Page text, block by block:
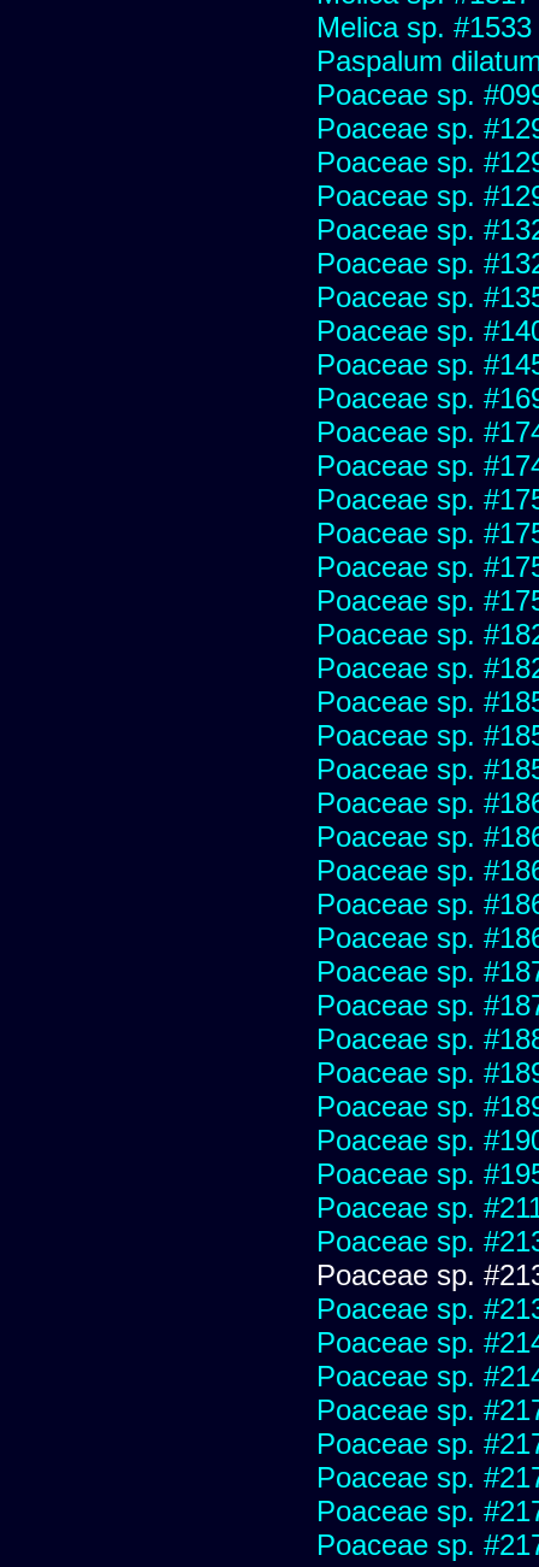
Melica sp. #1533
Paspalum
Poaceae sp.
Poaceae sp.
Poaceae sp.
Poaceae sp.
Poaceae sp.
Poaceae sp.
Poaceae sp.
Poaceae sp.
Poaceae sp.
Poaceae sp.
Poaceae sp.
Poaceae sp.
Poaceae sp.
Poaceae sp.
Poaceae sp.
Poaceae sp.
Poaceae sp.
Poaceae sp.
Poaceae sp.
Poaceae sp.
Poaceae sp.
Poaceae sp.
Poaceae sp.
Poaceae sp.
Poaceae sp.
Poaceae sp.
Poaceae sp.
Poaceae sp.
Poaceae sp.
Poaceae sp.
Poaceae sp.
Poaceae sp.
Poaceae sp.
Poaceae sp.
Poaceae sp.
Poaceae sp.
Poaceae sp.
Poaceae sp.
Poaceae sp.
Poaceae sp.
Poaceae sp.
Poaceae sp.
Poaceae sp.
Poaceae sp.